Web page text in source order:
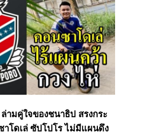
ามคู่ใจของชนาธิป สรงกระ
โดเล่ ซัปโปโร ไม่มีแผนดึง